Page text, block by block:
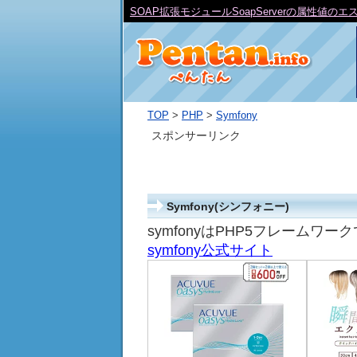
TOP > PHP > Symfony
Symfony(シンフォニー)
symfonyはPHP5フレームワーク
symfony公式サイト
スポンサーリンク
64bit版か32bit版のどちらかを調べる方法